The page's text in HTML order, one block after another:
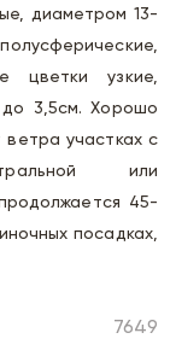
диаметром 13-
цветки узкие,
3,5см. Хорошо
участках с
или
45-
посадках,
7649